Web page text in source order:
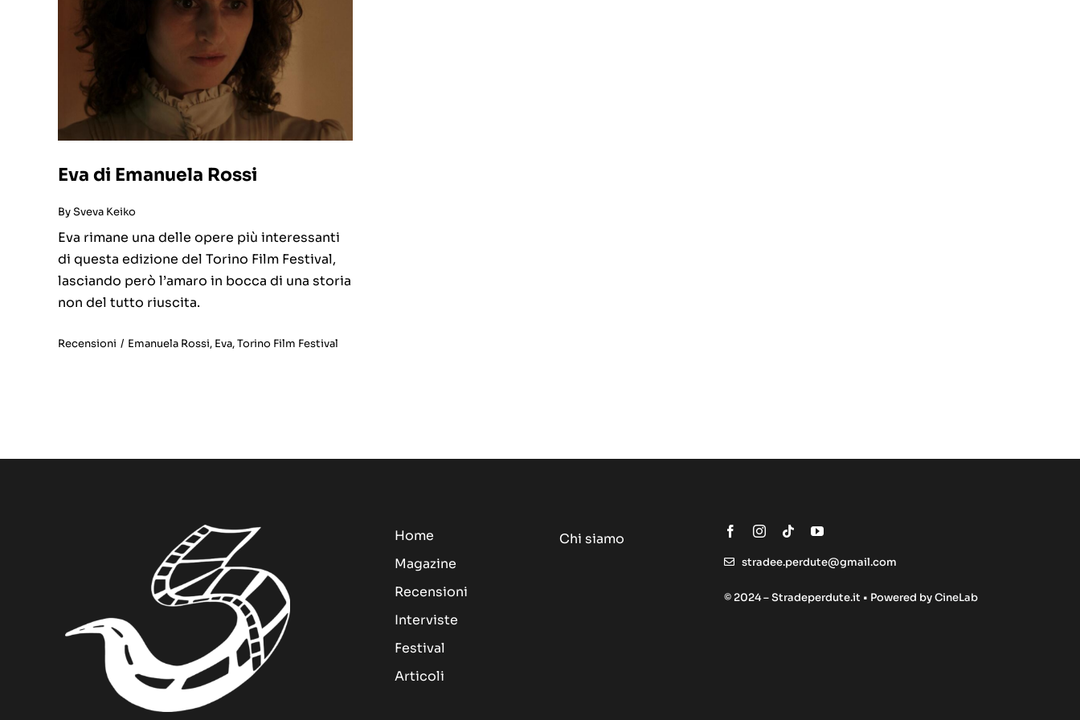
Eva di Emanuela Rossi
BySveva Keiko
Eva rimane una delle opere più interessanti
di questa edizione del Torino Film Festival,
lasciando però l’amaro in bocca di una storia
non del tutto riuscita.
Recensioni / Emanuela Rossi, Eva,Torino Film Festival
Home
Magazine
Recensioni
Interviste
Festival
Articoli
Chi siamo
stradee.perdute@gmail.com
© 2024 – Stradeperdute.it • Powered byCineLab